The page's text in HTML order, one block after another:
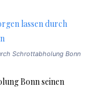
Schrottabholung Bonn
Bonn seinen